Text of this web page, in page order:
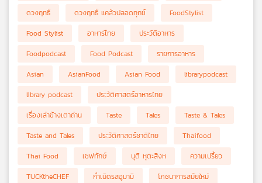
ดวงฤทธิ์
ดวงฤทธิ์ แคล้วปลอดทุกข์
FoodStylist
Food Stylist
อาหารไืทย
ประวัติอาหาร
Foodpodcast
Food Podcast
รายการอาหาร
Asian
AsianFood Asian Food
librarypodcast
library podcast
ประวัติศาสตร์อาหารไทย
เรื่องเล่าข้างเตาถ่าน
Taste Tales
Taste & Tales
Taste and Tales
ประวัติศาสตร์ชาติไทย
Thaifood
Thai Food
เชฟทักษ์ นุติ หุตะสิงห
ความเปรี้ยว
TUCKtheCHEF
กำเนิดรสอูมามิ
โภชนาการสมัยใหม่